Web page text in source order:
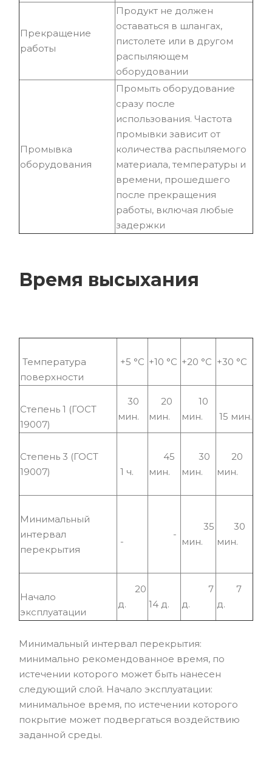
Прекращение
работы
Продукт не должен
оставаться в шлангах,
пистолете или в другом
распыляющем
оборудовании
Промывка
оборудования
Промыть оборудование
сразу после
использования. Частота
промывки зависит от
количества распыляемого
материала, температуры и
времени, прошедшего
после прекращения
работы, включая любые
задержки
Время высыхания
Температура
поверхности
+5 °С +10 °С +20 °С +30 °С
Степень 1 (ГОСТ
19007)
30
мин.
20
мин.
10
мин.
15 мин.
Степень 3 (ГОСТ
19007)
1 ч.
45
мин.
30
мин.
20
мин.
Минимальный
интервал
перекрытия
-
-
35
мин.
30
мин.
Начало
эксплуатации
20
д.
14 д.
7
д.
7
д.
Минимальный интервал перекрытия:
минимально рекомендованное время, по
истечении которого может быть нанесен
следующий слой. Начало эксплуатации:
минимальное время, по истечении которого
покрытие может подвергаться воздействию
заданной среды.